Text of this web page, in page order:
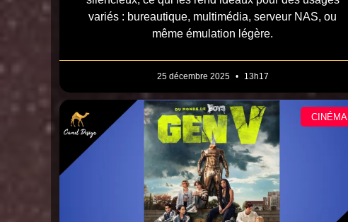
variés : bureautique, multimédia, serveur NAS, ou
même émulation légère.
25 décembre 2025 13h17
CINÉMA